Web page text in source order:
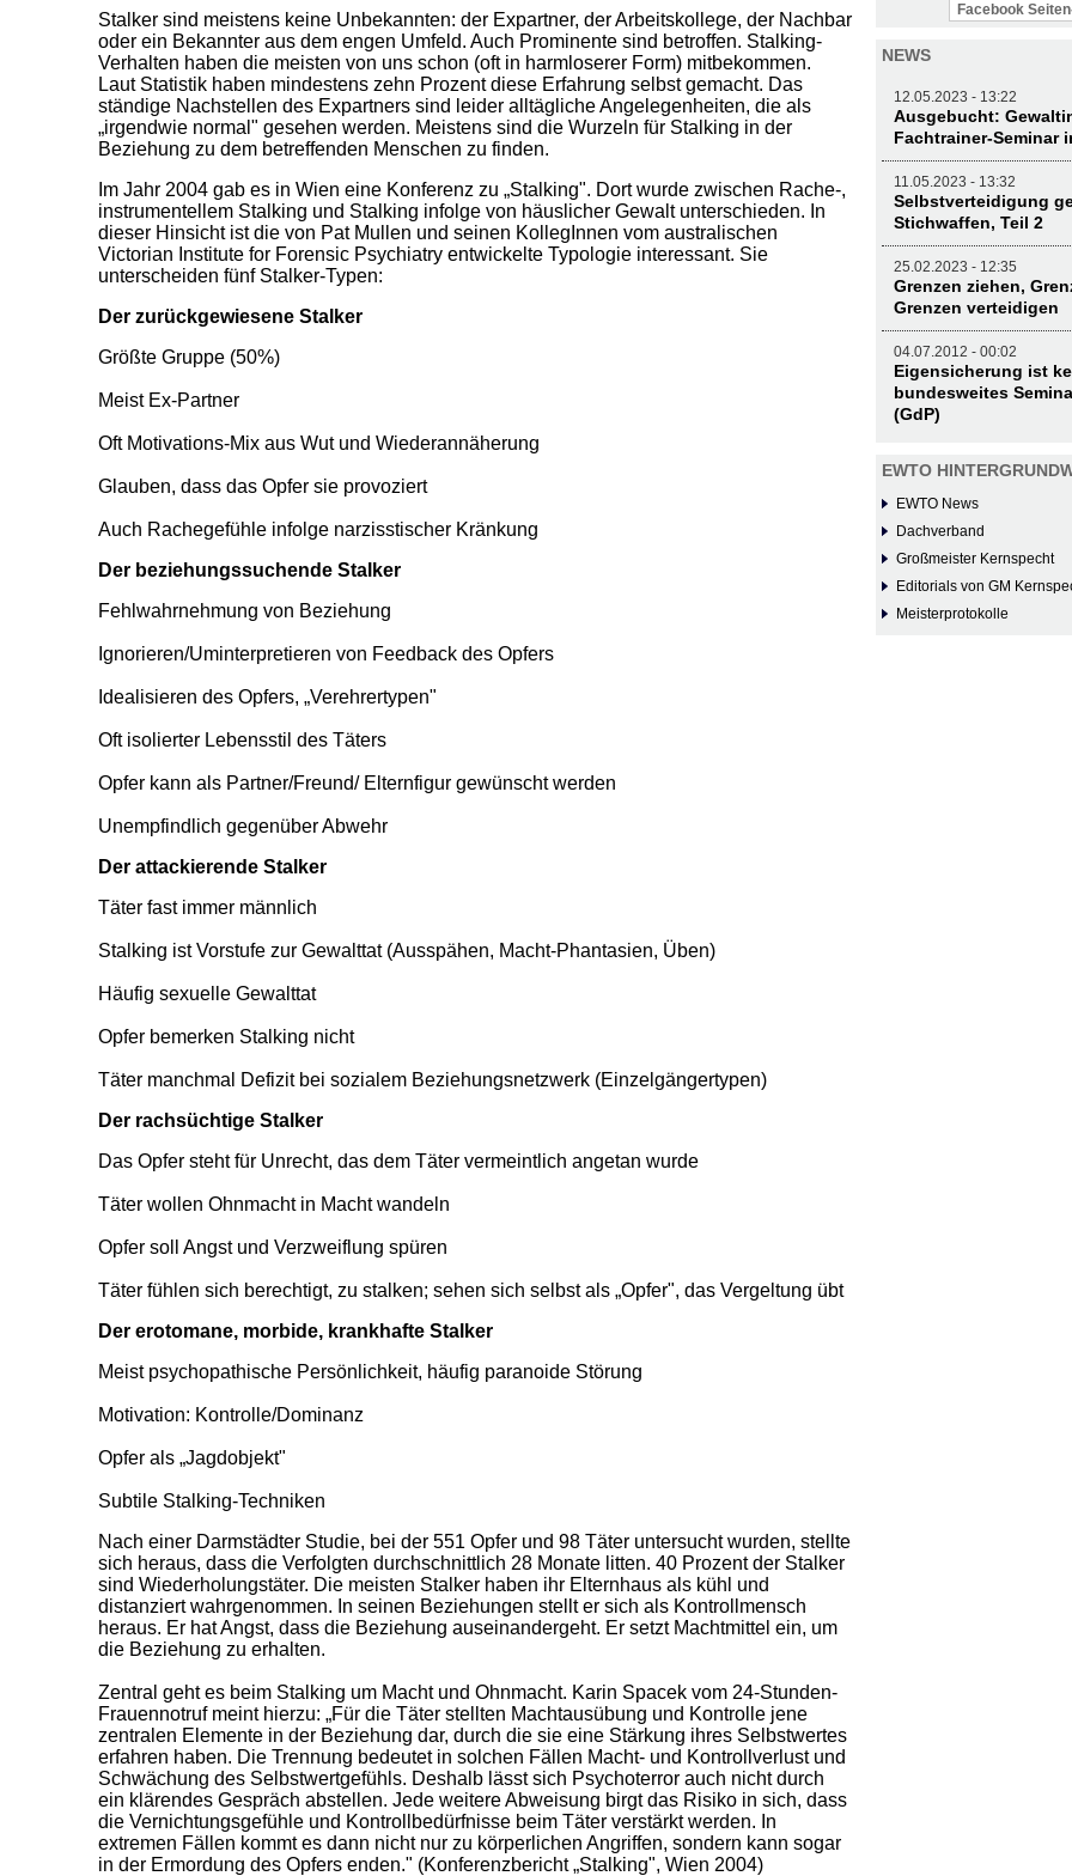
Stalker sind meistens keine Unbekannten: der Expartner, der Arbeitskollege, der Nachbar
oder ein Bekannter aus dem engen Umfeld. Auch Prominente sind betroffen. Stalking-
Verhalten haben die meisten von uns schon (oft in harmloserer Form) mitbekommen.
Laut Statistik haben mindestens zehn Prozent diese Erfahrung selbst gemacht. Das
ständige Nachstellen des Expartners sind leider alltägliche Angelegenheiten, die als
„irgendwie normal" gesehen werden. Meistens sind die Wurzeln für Stalking in der
Beziehung zu dem betreffenden Menschen zu finden.
Im Jahr 2004 gab es in Wien eine Konferenz zu „Stalking". Dort wurde zwischen Rache-,
instrumentellem Stalking und Stalking infolge von häuslicher Gewalt unterschieden. In
dieser Hinsicht ist die von Pat Mullen und seinen KollegInnen vom australischen
Victorian Institute for Forensic Psychiatry entwickelte Typologie interessant. Sie
unterscheiden fünf Stalker-Typen:
Der zurückgewiesene Stalker
Größte Gruppe (50%)
Meist Ex-Partner
Oft Motivations-Mix aus Wut und Wiederannäherung
Glauben, dass das Opfer sie provoziert
Auch Rachegefühle infolge narzisstischer Kränkung
Der beziehungssuchende Stalker
Fehlwahrnehmung von Beziehung
Ignorieren/Uminterpretieren von Feedback des Opfers
Idealisieren des Opfers, „Verehrertypen"
Oft isolierter Lebensstil des Täters
Opfer kann als Partner/Freund/ Elternfigur gewünscht werden
Unempfindlich gegenüber Abwehr
Der attackierende Stalker
Täter fast immer männlich
Stalking ist Vorstufe zur Gewalttat (Ausspähen, Macht-Phantasien, Üben)
Häufig sexuelle Gewalttat
Opfer bemerken Stalking nicht
Täter manchmal Defizit bei sozialem Beziehungsnetzwerk (Einzelgängertypen)
Der rachsüchtige Stalker
Das Opfer steht für Unrecht, das dem Täter vermeintlich angetan wurde
Täter wollen Ohnmacht in Macht wandeln
Opfer soll Angst und Verzweiflung spüren
Täter fühlen sich berechtigt, zu stalken; sehen sich selbst als „Opfer", das Vergeltung übt
Der erotomane, morbide, krankhafte Stalker
Meist psychopathische Persönlichkeit, häufig paranoide Störung
Motivation: Kontrolle/Dominanz
Opfer als „Jagdobjekt"
Subtile Stalking-Techniken
Nach einer Darmstädter Studie, bei der 551 Opfer und 98 Täter untersucht wurden, stellte
sich heraus, dass die Verfolgten durchschnittlich 28 Monate litten. 40 Prozent der Stalker
sind Wiederholungstäter. Die meisten Stalker haben ihr Elternhaus als kühl und
distanziert wahrgenommen. In seinen Beziehungen stellt er sich als Kontrollmensch
heraus. Er hat Angst, dass die Beziehung auseinandergeht. Er setzt Machtmittel ein, um
die Beziehung zu erhalten.
Zentral geht es beim Stalking um Macht und Ohnmacht. Karin Spacek vom 24-Stunden-
Frauennotruf meint hierzu: „Für die Täter stellten Machtausübung und Kontrolle jene
zentralen Elemente in der Beziehung dar, durch die sie eine Stärkung ihres Selbstwertes
erfahren haben. Die Trennung bedeutet in solchen Fällen Macht- und Kontrollverlust und
Schwächung des Selbstwertgefühls. Deshalb lässt sich Psychoterror auch nicht durch
ein klärendes Gespräch abstellen. Jede weitere Abweisung birgt das Risiko in sich, dass
die Vernichtungsgefühle und Kontrollbedürfnisse beim Täter verstärkt werden. In
extremen Fällen kommt es dann nicht nur zu körperlichen Angriffen, sondern kann sogar
in der Ermordung des Opfers enden." (Konferenzbericht „Stalking", Wien 2004)
Facebook
NEWS
12.05.2023 - 13:22
Ausgebucht:
Fachtrainer-Seminar
11.05.2023 - 13:32
Selbstverteidigung
Stichwaffen, Teil 2
25.02.2023 - 12:35
Grenzen ziehen,
Grenzen verteidigen
04.07.2012 - 00:02
Eigensicherung ist
bundesweites
(GdP)
EWTO
EWTO News
Dachverband
Großmeister Kernspecht
Editorials von GM
Meisterprotokolle